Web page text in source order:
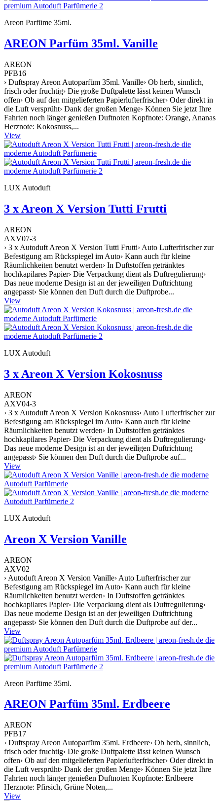
Areon Parfüme 35ml.
AREON Parfüm 35ml. Vanille
AREON
PFB16
› Duftspray Areon Autoparfüm 35ml. Vanille› Ob herb, sinnlich,
frisch oder fruchtig› Die große Duftpalette lässt keinen Wunsch
offen› Ob auf den mitgelieferten Papierlufterfrischer› Oder direkt in
die Luft versprüht› Dank der großen Menge› Können Sie jetzt Ihre
Fahrten noch länger genießen Duftnoten Kopfnote: Orange, Ananas
Herznote: Kokosnuss,...
View
LUX Autoduft
3 x Areon X Version Tutti Frutti
AREON
AXV07-3
› 3 x Autoduft Areon X Version Tutti Frutti› Auto Lufterfrischer zur
Befestigung am Rückspiegel im Auto› Kann auch für kleine
Räumlichkeiten benutzt werden› In Duftstoffen getränktes
hochkapilares Papier› Die Verpackung dient als Duftregulierung›
Das neue moderne Design ist an der jeweiligen Duftrichtung
angepasst› Sie können den Duft durch die Duftprobe...
View
LUX Autoduft
3 x Areon X Version Kokosnuss
AREON
AXV04-3
› 3 x Autoduft Areon X Version Kokosnuss› Auto Lufterfrischer zur
Befestigung am Rückspiegel im Auto› Kann auch für kleine
Räumlichkeiten benutzt werden› In Duftstoffen getränktes
hochkapilares Papier› Die Verpackung dient als Duftregulierung›
Das neue moderne Design ist an der jeweiligen Duftrichtung
angepasst› Sie können den Duft durch die Duftprobe auf...
View
LUX Autoduft
Areon X Version Vanille
AREON
AXV02
› Autoduft Areon X Version Vanille› Auto Lufterfrischer zur
Befestigung am Rückspiegel im Auto› Kann auch für kleine
Räumlichkeiten benutzt werden› In Duftstoffen getränktes
hochkapilares Papier› Die Verpackung dient als Duftregulierung›
Das neue moderne Design ist an der jeweiligen Duftrichtung
angepasst› Sie können den Duft durch die Duftprobe auf der...
View
Areon Parfüme 35ml.
AREON Parfüm 35ml. Erdbeere
AREON
PFB17
› Duftspray Areon Autoparfüm 35ml. Erdbeere› Ob herb, sinnlich,
frisch oder fruchtig› Die große Duftpalette lässt keinen Wunsch
offen› Ob auf den mitgelieferten Papierlufterfrischer› Oder direkt in
die Luft versprüht› Dank der großen Menge› Können Sie jetzt Ihre
Fahrten noch länger genießen Duftnoten Kopfnote: Erdbeere
Herznote: Pfirsich, Grüne Noten,...
View